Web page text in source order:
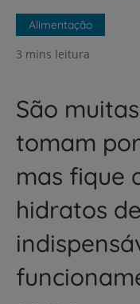
Alimentação
3 mins leitura
São
tomam
mas fique
hidratos